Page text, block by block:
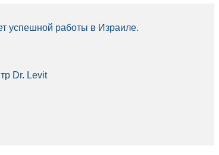
успешной работы в Израиле.
Dr. Levit